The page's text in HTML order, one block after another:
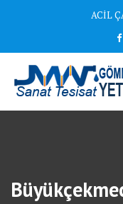
ACİL